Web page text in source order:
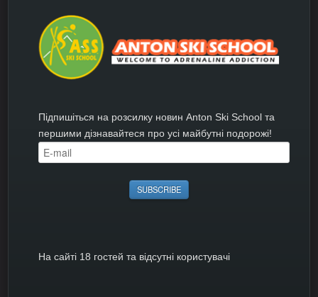
Підпишіться на розсилку новин Anton Ski School та
першими дізнавайтеся про усі майбутні подорожі!
На сайті 18 гостей та відсутні користувачі